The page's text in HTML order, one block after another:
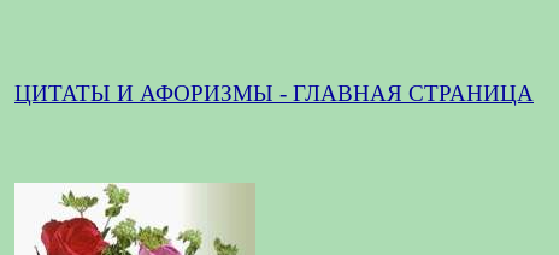
ЦИТАТЫ И АФОРИЗМЫ - ГЛАВНАЯ СТРАНИЦА